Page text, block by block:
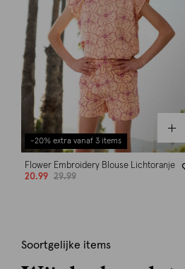
-20% extra vanaf 3 items
Flower Embroidery Blouse Lichtoranje
20.99
29.99
Soortgelijke items